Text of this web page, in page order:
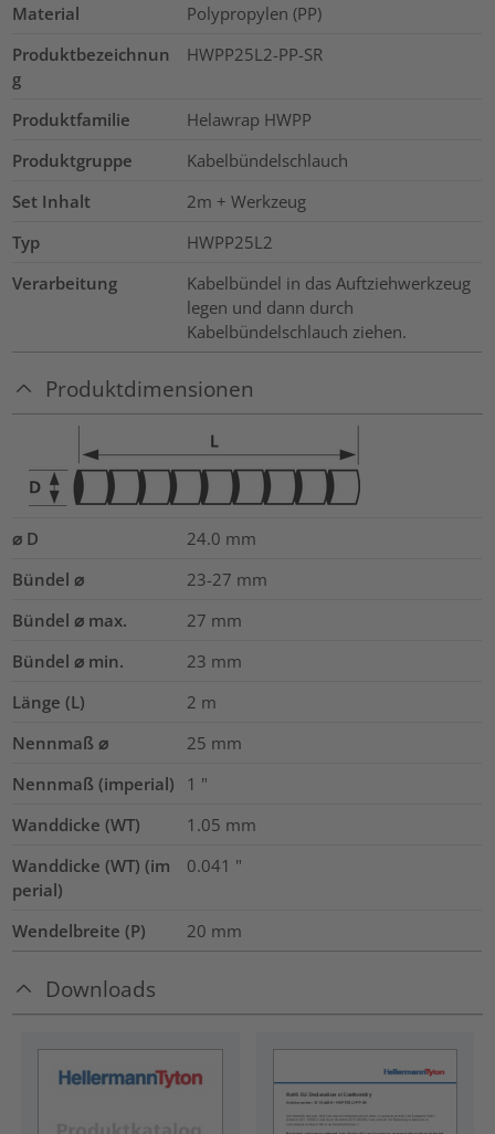
Material
Polypropylen (PP)
Produktbezeichnun
g
HWPP25L2-PP-SR
Produktfamilie
Helawrap HWPP
Produktgruppe
Kabelbündelschlauch
Set Inhalt
2m + Werkzeug
Typ
HWPP25L2
Verarbeitung
Kabelbündel in das Auftziehwerkzeug
legen und dann durch
Kabelbündelschlauch ziehen.
Produktdimensionen
⌀ D 24.0 mm
Bündel ⌀
23-27 mm
Bündel ⌀ max.
27 mm
Bündel ⌀ min.
23 mm
Länge (L)
2 m
Nennmaß ⌀
25 mm
Nennmaß (imperial)
1 "
Wanddicke (WT)
1.05 mm
Wanddicke (WT) (im
perial)
0.041 "
Wendelbreite (P) 20 mm
Downloads